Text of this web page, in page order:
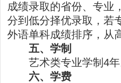
成绩录取的省份、专业
分到低分择优录取，若
外语单科成绩排序，从
五、学制
艺术类专业学制4年
六、学费